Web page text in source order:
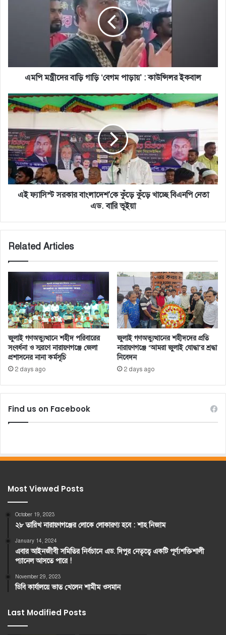
ইকবাল
এমপি মন্ত্রীদের বাড়ি গাড়ি ‘বেগম পাড়ায়’ : কাউন্সিলর ইকবাল
এই
ফ্যাসিস্ট
বাংলাদেশ'কে
কুঁড়ে
কুঁড়ে
খাচ্ছে
বিএনপি
নেতা
এই ফ্যাসিস্ট সরকার বাংলাদেশ'কে কুঁড়ে কুঁড়ে খাচ্ছে বিএনপি নেতা
এড. বারি ভূইয়া
Related Articles
জুলাই গণঅভ্যুত্থানে শহীদ পরিবারের
সংবর্ধনা ও স্মরণে নারায়ণগঞ্জে জেলা
প্রশাসনের নানা কর্মসূচি
2 days ago
জুলাই গণঅভ্যুত্থানের শহীদদের প্রতি
নারায়ণগঞ্জে ‘আমরা জুলাই যোদ্ধা’র শ্রদ্ধা
নিবেদন
2 days ago
Find us on Facebook
Most Viewed Posts
October 19, 2023
২৮ তারিখ নারায়ণগঞ্জের লোকে লোকারণ্য হবে : শাহ নিজাম
January 14, 2024
এবার আইনজীবী সমিতির নির্বচানে এড. দিপুর নেতৃত্বে একটি পূর্ণ্যশক্তিশালী
প্যানেল আসতে পারে !
November 29, 2023
ডিবি কার্যালয়ে ভাত খেলেন শামীম ওসমান
Last Modified Posts